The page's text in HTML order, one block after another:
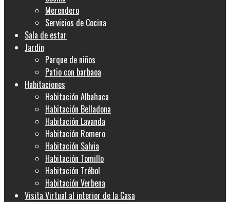
Merendero
Servicios de Cocina
Sala de estar
Jardín
Parque de niños
Patio con barbaoa
Habitaciones
Habitación Albahaca
Habitación Belladona
Habitación Lavanda
Habitación Romero
Habitación Salvia
Habitación Tomillo
Habitación Trébol
Habitación Verbena
Visita Virtual al interior de la Casa